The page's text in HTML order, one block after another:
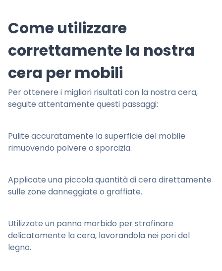
Come utilizzare
correttamente la nostra
cera per mobili
Per ottenere i migliori risultati con la nostra cera,
seguite attentamente questi passaggi:
Pulite accuratamente la superficie del mobile
rimuovendo polvere o sporcizia.
Applicate una piccola quantità di cera direttamente
sulle zone danneggiate o graffiate.
Utilizzate un panno morbido per strofinare
delicatamente la cera, lavorandola nei pori del
legno.